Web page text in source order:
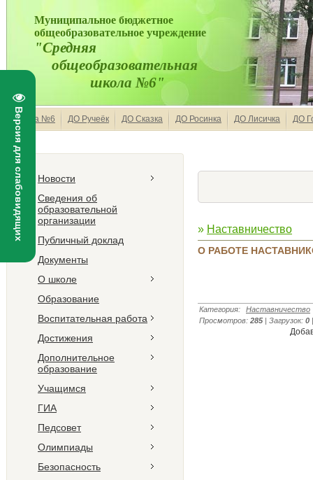
Версия для слабовидящих
Муниципальное бюджетное
общеобразовательное учреждение
"Средняя
общеобразовательная
школа №6"
Школа №6 ДО Ручеёк ДО Сказка ДО Росинка ДО Лисичка ДО
Новости
Сведения об
образовательной
организации
Публичный доклад
Документы
О школе
Образование
Воспитательная работа
Достижения
Дополнительное
образование
Учащимся
ГИА
Педсовет
Олимпиады
Безопасность
» Наставничество
О РАБОТЕ
Категория:
Наставничество
Просмотров: 285| Загрузок: 0